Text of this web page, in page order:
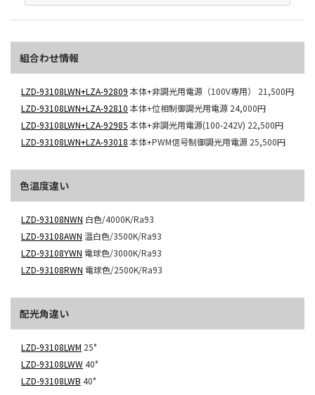
組合わせ情報
LZD-93108LWN+LZA-92809 本体+非調光用電源（100V専用） 21,500円
LZD-93108LWN+LZA-92810 本体+位相制御調光用電源 24,000円
LZD-93108LWN+LZA-92985 本体+非調光用電源(100-242V) 22,500円
LZD-93108LWN+LZA-93018 本体+PWM信号制御調光用電源 25,500円
色温度違い
LZD-93108NWN 白色/4000K/Ra93
LZD-93108AWN 温白色/3500K/Ra93
LZD-93108YWN 電球色/3000K/Ra93
LZD-93108RWN 電球色/2500K/Ra93
配光角違い
LZD-93108LWM 25°
LZD-93108LWW40°
LZD-93108LWB 40°